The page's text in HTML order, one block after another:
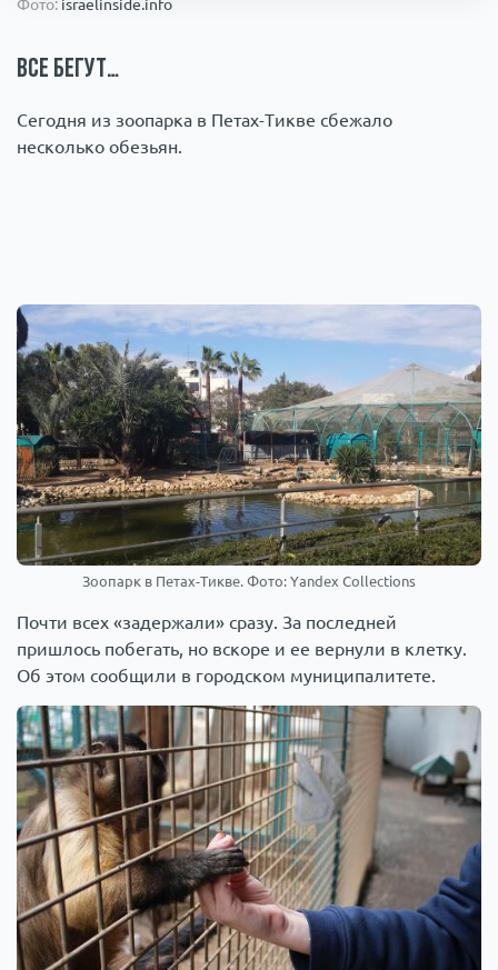
Фото: israelinside.info
Все бегут…
Сегодня из зоопарка в Петах-Тикве сбежало
несколько обезьян.
Зоопарк в Петах-Тикве. Фото: Yandex Collections
Почти всех «задержали» сразу. За последней
пришлось побегать, но вскоре и ее вернули в клетку.
Об этом сообщили в городском муниципалитете.